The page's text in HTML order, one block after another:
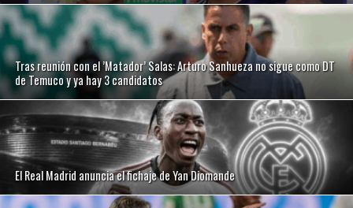
Tras reunión con el ’Matador’ Salas: Arturo Sanhueza no sigue como DT
de Temuco y ya hay 3 candidatos
El Real Madrid anuncia el fichaje de Yan Diomande